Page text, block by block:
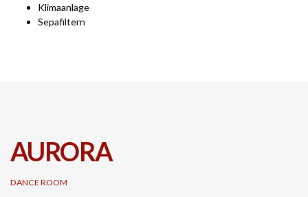
Klimaanlage
Sepafiltern
AURORA
DANCE ROOM